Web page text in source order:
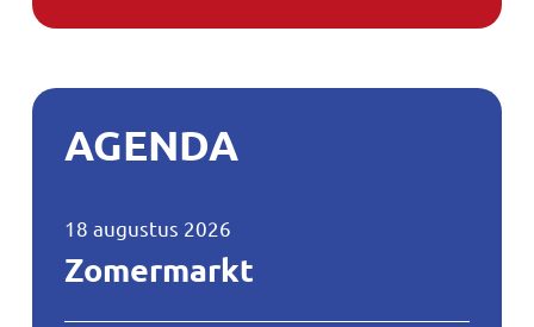
AGENDA
18 augustus 2026
Zomermarkt